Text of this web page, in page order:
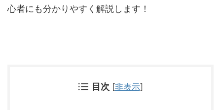
心者にも分かりやすく解説します！
目次 [非表示]